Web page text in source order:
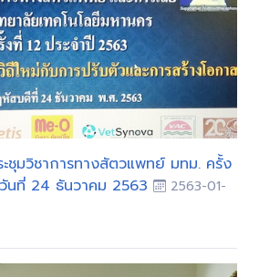
ชุมวิชาการทางสัตวแพทย์ มทม. ครั้ง
นที่ 24 ธันวาคม 2563
2563-01-